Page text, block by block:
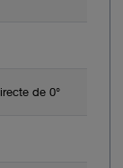
de 0°